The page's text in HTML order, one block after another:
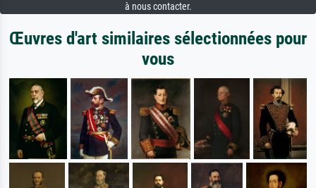
à nous contacter.
Œuvres d'art similaires sélectionnées pour
vous